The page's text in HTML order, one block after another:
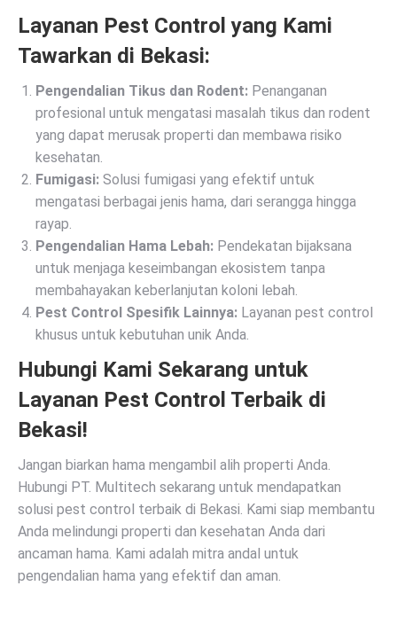
Layanan Pest Control yang Kami
Tawarkan di Bekasi:
Pengendalian Tikus dan Rodent: Penanganan
profesional untuk mengatasi masalah tikus dan rodent
yang dapat merusak properti dan membawa risiko
kesehatan.
Fumigasi: Solusi fumigasi yang efektif untuk
mengatasi berbagai jenis hama, dari serangga hingga
rayap.
Pengendalian Hama Lebah: Pendekatan bijaksana
untuk menjaga keseimbangan ekosistem tanpa
membahayakan keberlanjutan koloni lebah.
Pest Control Spesifik Lainnya: Layanan pest control
khusus untuk kebutuhan unik Anda.
Hubungi Kami Sekarang untuk
Layanan Pest Control Terbaik di
Bekasi!
Jangan biarkan hama mengambil alih properti Anda.
Hubungi PT. Multitech sekarang untuk mendapatkan
solusi pest control terbaik di Bekasi. Kami siap membantu
Anda melindungi properti dan kesehatan Anda dari
ancaman hama. Kami adalah mitra andal untuk
pengendalian hama yang efektif dan aman.